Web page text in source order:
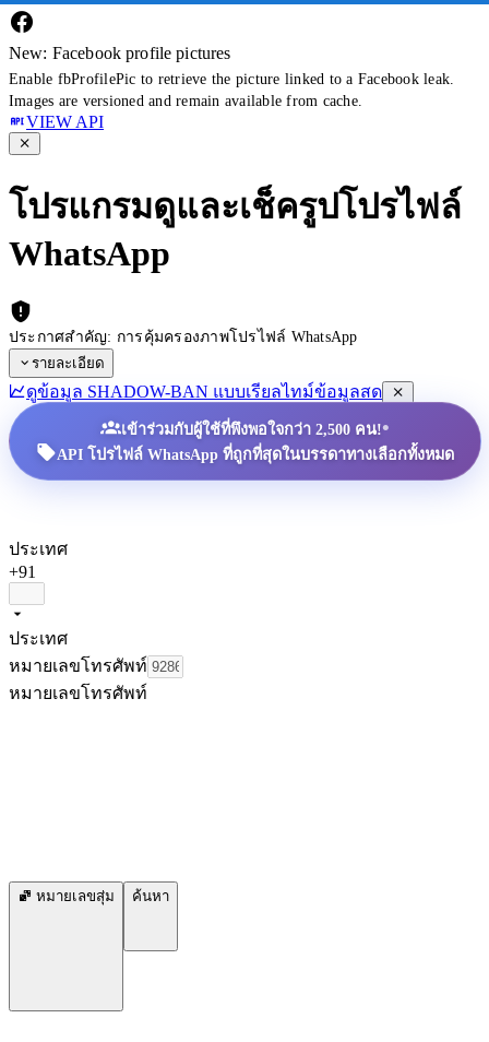
New: Facebook profile pictures
Enable fbProfilePic to retrieve the picture linked to a Facebook leak.
Images are versioned and remain available from cache.
VIEW API
โปรแกรมดูและเช็ครูปโปรไฟล์
WhatsApp
ประกาศสำคัญ: การคุ้มครองภาพโปรไฟล์ WhatsApp
รายละเอียด
ดูข้อมูล SHADOW-BAN แบบเรียลไทม์ข้อมูลสด
เข้าร่วมกับผู้ใช้ที่พึงพอใจกว่า 2,500 คน!•
API โปรไฟล์ WhatsApp ที่ถูกที่สุดในบรรดาทางเลือกทั้งหมด
ประเทศ
+91
ประเทศ
หมายเลขโทรศัพท์
หมายเลขโทรศัพท์
หมายเลขสุ่ม ค้นหา